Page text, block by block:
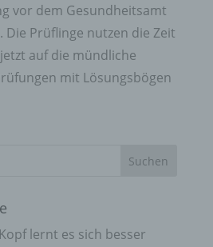
vor dem Gesundheitsamt
Prüflinge nutzen die Zeit
auf die mündliche
mit Lösungsbögen
lernt es sich besser